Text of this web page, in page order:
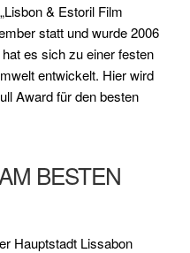
& Estoril Film
statt und wurde 2006
es sich zu einer festen
entwickelt. Hier wird
Award für den besten
BESTEN
Hauptstadt Lissabon